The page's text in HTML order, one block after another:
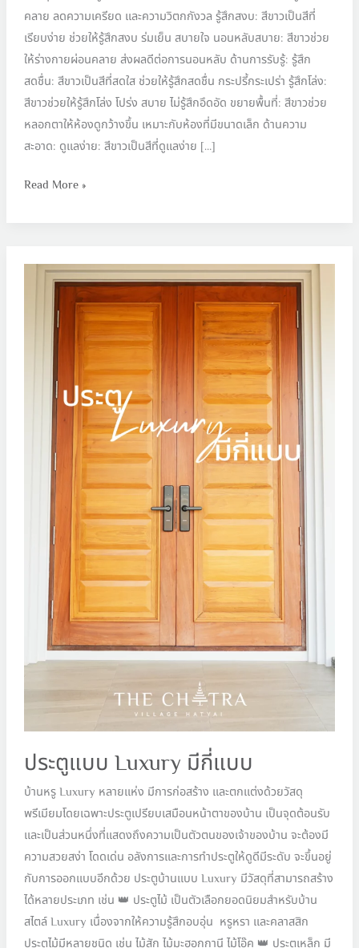
คลาย ลดความเครียด และความวิตกกังวล รู้สึกสงบ: สีขาวเป็นสีที่
เรียบง่าย ช่วยให้รู้สึกสงบ ร่มเย็น สบายใจ นอนหลับสบาย: สีขาวช่วย
ให้ร่างกายผ่อนคลาย ส่งผลดีต่อการนอนหลับ ด้านการรับรู้: รู้สึก
สดชื่น: สีขาวเป็นสีที่สดใส ช่วยให้รู้สึกสดชื่น กระปรี้กระเปร่า รู้สึกโล่ง:
สีขาวช่วยให้รู้สึกโล่ง โปร่ง สบาย ไม่รู้สึกอึดอัด ขยายพื้นที่: สีขาวช่วย
หลอกตาให้ห้องดูกว้างขึ้น เหมาะกับห้องที่มีขนาดเล็ก ด้านความ
สะอาด: ดูแลง่าย: สีขาวเป็นสีที่ดูแลง่าย […]
Read More »
ประตูแบบ Luxury มีกี่แบบ
บ้านหรู Luxury หลายแห่ง มีการก่อสร้าง และตกแต่งด้วยวัสดุ
พรีเมียมโดยเฉพาะประตูเปรียบเสมือนหน้าตาของบ้าน เป็นจุดต้อนรับ
และเป็นส่วนหนึ่งที่แสดงถึงความเป็นตัวตนของเจ้าของบ้าน จะต้องมี
ความสวยสง่า โดดเด่น อลังการและการทำประตูให้ดูดีมีระดับ จะขึ้นอยู่
กับการออกแบบอีกด้วย ประตูบ้านแบบ Luxury มีวัสดุที่สามารถสร้าง
ได้หลายประเภท เช่น 👑 ประตูไม้ เป็นตัวเลือกยอดนิยมสำหรับบ้าน
สไตล์ Luxury เนื่องจากให้ความรู้สึกอบอุ่น หรูหรา และคลาสสิก
ประตูไม้มีหลายชนิด เช่น ไม้สัก ไม้มะฮอกกานี ไม้โอ๊ค 👑 ประตูเหล็ก มี
ประตู
Luxury